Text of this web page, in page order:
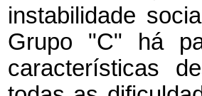
instabilidade
Grupo "C" há
características